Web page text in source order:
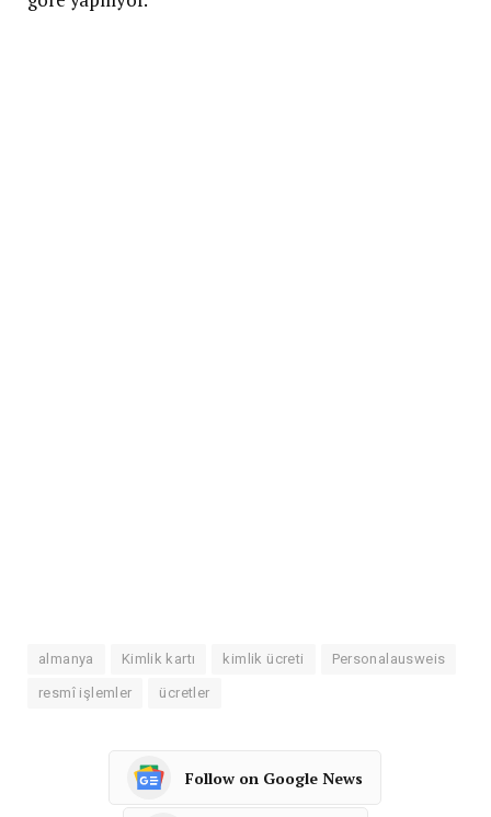
almanya Kimlik kartı kimlik ücreti Personalausweis
resmî işlemler ücretler
Follow on Google News